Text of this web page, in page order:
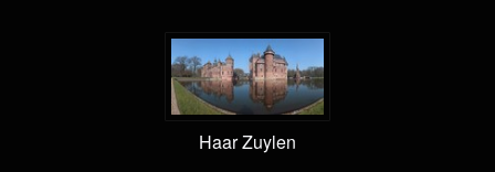
Haar Zuylen